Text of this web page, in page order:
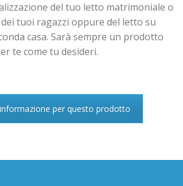
del tuo letto matrimoniale o
tuoi ragazzi oppure del letto su
casa. Sarà sempre un prodotto
te come tu desideri.
per questo prodotto